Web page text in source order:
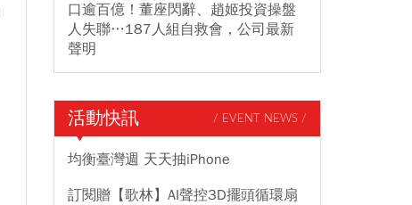
口逾百億！董座閃辭、趙姬投資操盤
人失聯…187人組自救會，公司最新
聲明
活動快訊 / EVENT NEWS /
均衡臺灣週 天天抽iPhone
訂閱贈【歌林】AI聲控3D擺頭循環扇